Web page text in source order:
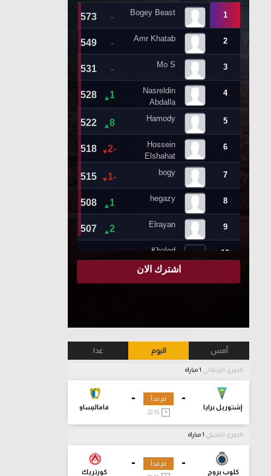
أمس اليوم غدا
الدوري البرتغالي
-
إشتوريل برايا
-
فاماليساو
لم تبدأ
22:15
الدوري البلجيكي
-
كلوب بروج
-
كورتريك
لم تبدأ